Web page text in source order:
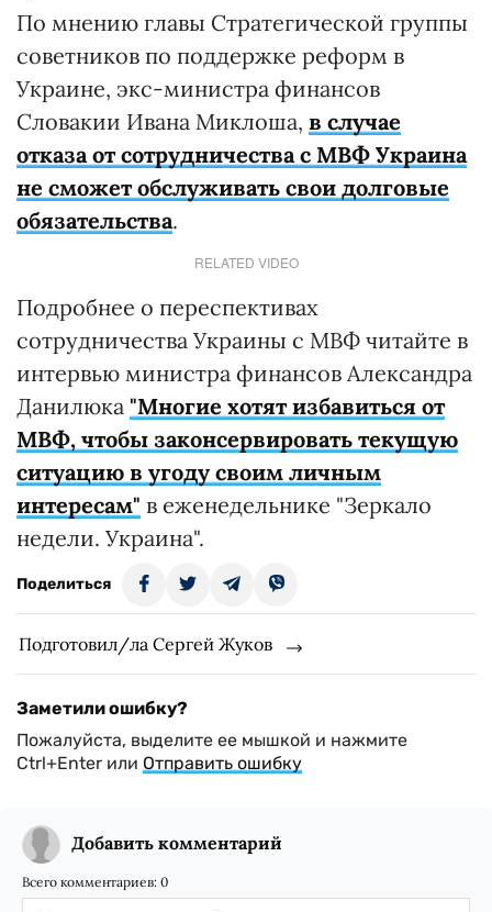
По мнению главы Стратегической группы
советников по поддержке реформ в
Украине, экс-министра финансов
Словакии Ивана Миклоша, в случае
отказа от сотрудничества с МВФ Украина
не сможет обслуживать свои долговые
обязательства.
RELATED VIDEO
Подробнее о переспективах
сотрудничества Украины с МВФ читайте в
интервью министра финансов Александра
Данилюка "Многие хотят избавиться от
МВФ, чтобы законсервировать текущую
ситуацию в угоду своим личным
интересам" в еженедельнике "Зеркало
недели. Украина".
Поделиться
Подготовил/ла Сергей Жуков
Заметили ошибку?
Пожалуйста, выделите ее мышкой и нажмите
Ctrl+Enter или Отправить ошибку
Добавить комментарий
Всего комментариев: 0